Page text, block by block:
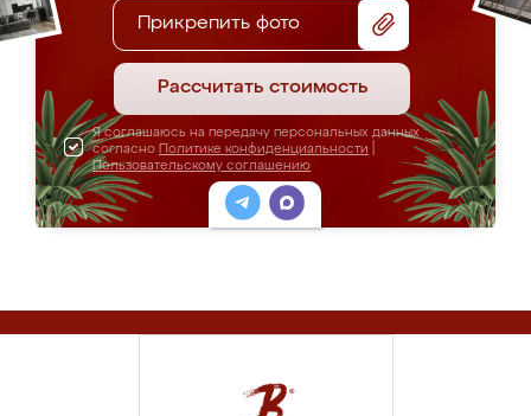
Прикрепить фото
Рассчитать стоимость
Я соглашаюсь на передачу персональных данных
согласно Политике конфиденциальности
Пользовательскому соглашению